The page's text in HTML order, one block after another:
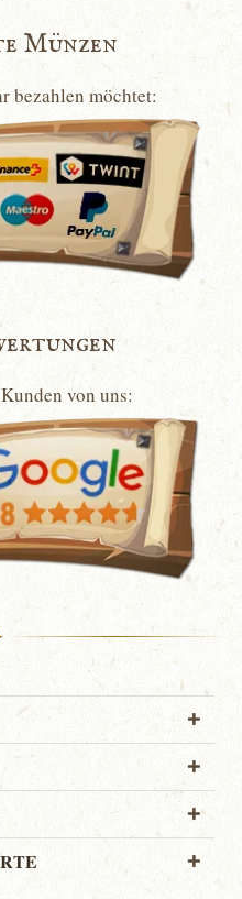
Münzen
bezahlen möchtet:
von uns: